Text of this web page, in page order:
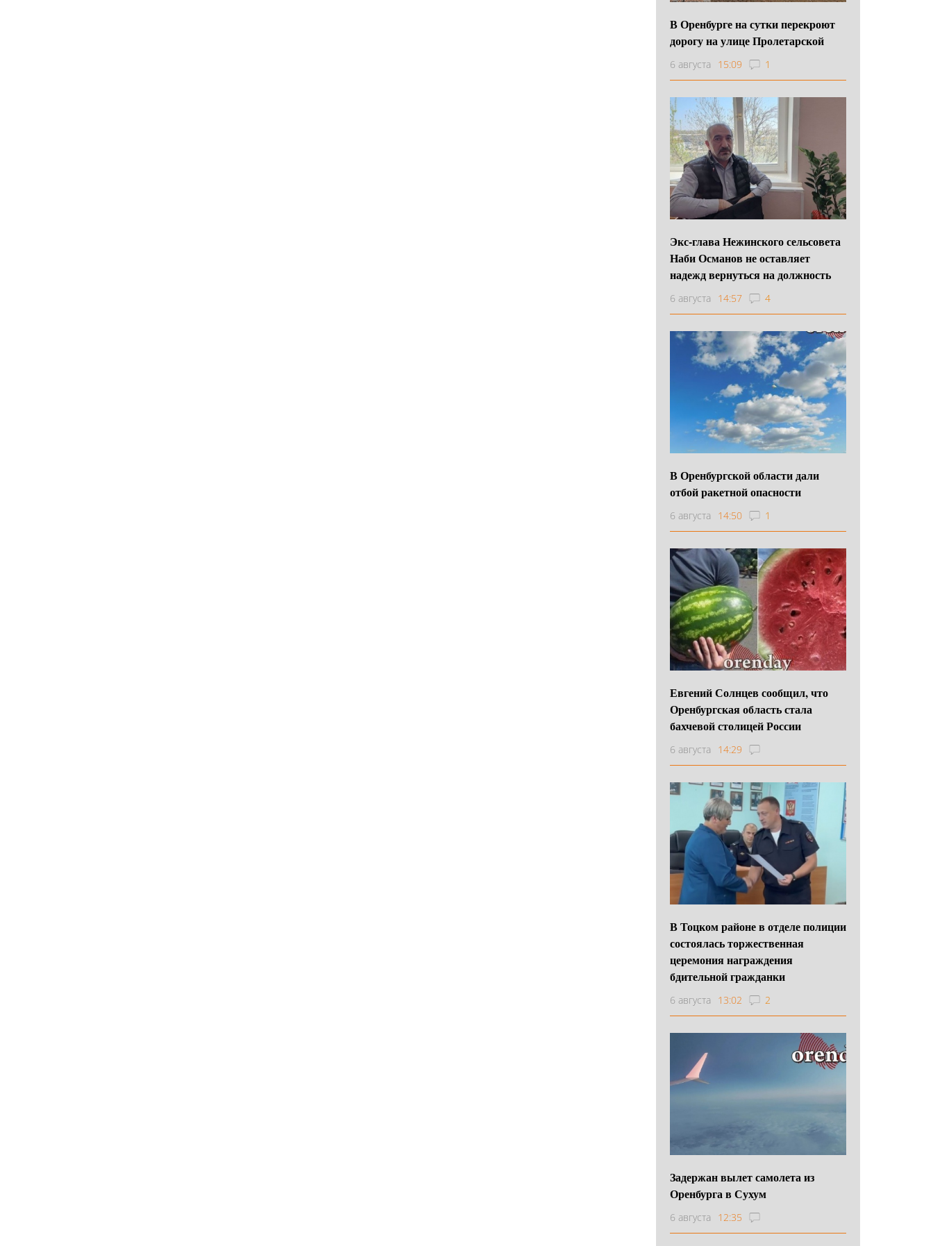
В Оренбурге на сутки перекроют
дорогу на улице Пролетарской
6 августа 15:09 1
Экс-глава Нежинского сельсовета
Наби Османов не оставляет
надежд вернуться на должность
6 августа 14:57 4
В Оренбургской области дали
отбой ракетной опасности
6 августа 14:50 1
Евгений Солнцев сообщил, что
Оренбургская область стала
бахчевой столицей России
6 августа 14:29
В Тоцком районе в отделе полиции
состоялась торжественная
церемония награждения
бдительной гражданки
6 августа 13:02 2
Задержан вылет самолета из
Оренбурга в Сухум
6 августа 12:35